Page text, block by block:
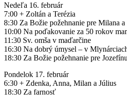
Nedeľa 16. február
7:00 + Zoltán a Terézia
8:30 Za Božie požehnanie pre Milana a
10:00 Na poďakovanie za 50 rokov
11:30 Sv. omša v maďarčine
16:30 Na dobrý úmysel – v
18:30 Za Božie požehnanie pre Jozefínu
Pondelok 17. február
6:30 + Zdenka, Anna, Milan a Július
18:30 Za farnosť